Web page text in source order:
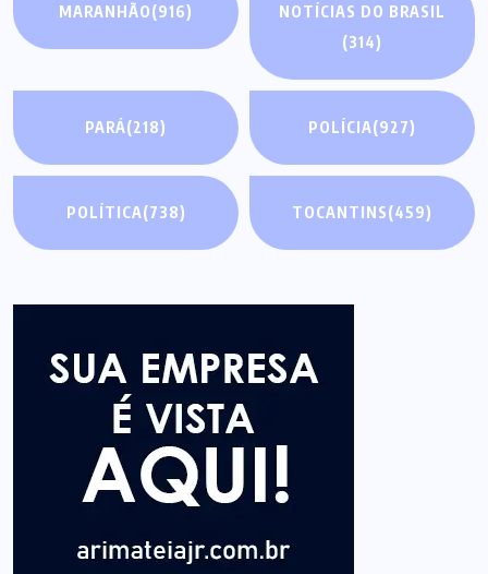
MARANHÃO(916)
NOTÍCIAS DO BRASIL
(314)
PARÁ(218) POLÍCIA(927)
POLÍTICA(738) TOCANTINS(459)